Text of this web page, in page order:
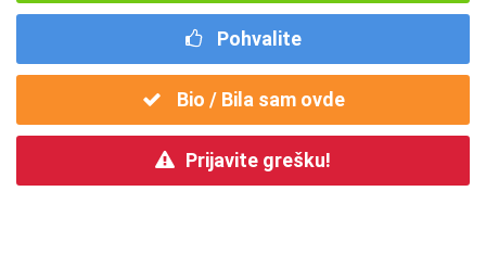
Pohvalite
Bio / Bila sam ovde
Prijavite grešku!